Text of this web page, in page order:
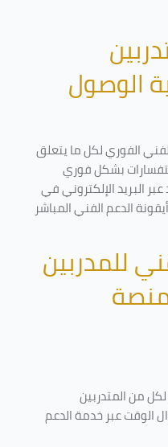
الوصول
الفوري لكل ما يتعلق
بشكل فوري
البريد الإلكتروني في
الدعم الفني المباشر
للمدربين
لكل من المتدربين
الوقت عبر خدمة الدعم